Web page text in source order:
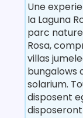
Une
la Laguna
parc
Rosa,
villas
bungalows
solarium.
disposent